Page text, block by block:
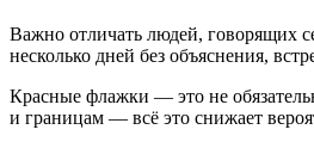
Важно отличать людей, говорящих
несколько дней без объяснения,
Красные флажки — это не
и границам — всё это снижает